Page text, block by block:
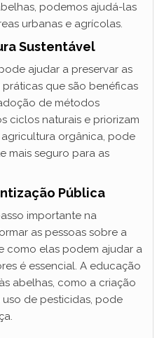
podemos ajudá-las
urbanas e agrícolas.
Sustentável
ajudar a preservar as
que são benéficas
de métodos
ciclos naturais e priorizam
orgânica, pode
mais seguro para as
Pública
importante na
as pessoas sobre a
como elas podem ajudar a
é essencial. A educação
abelhas, como a criação
de pesticidas, pode